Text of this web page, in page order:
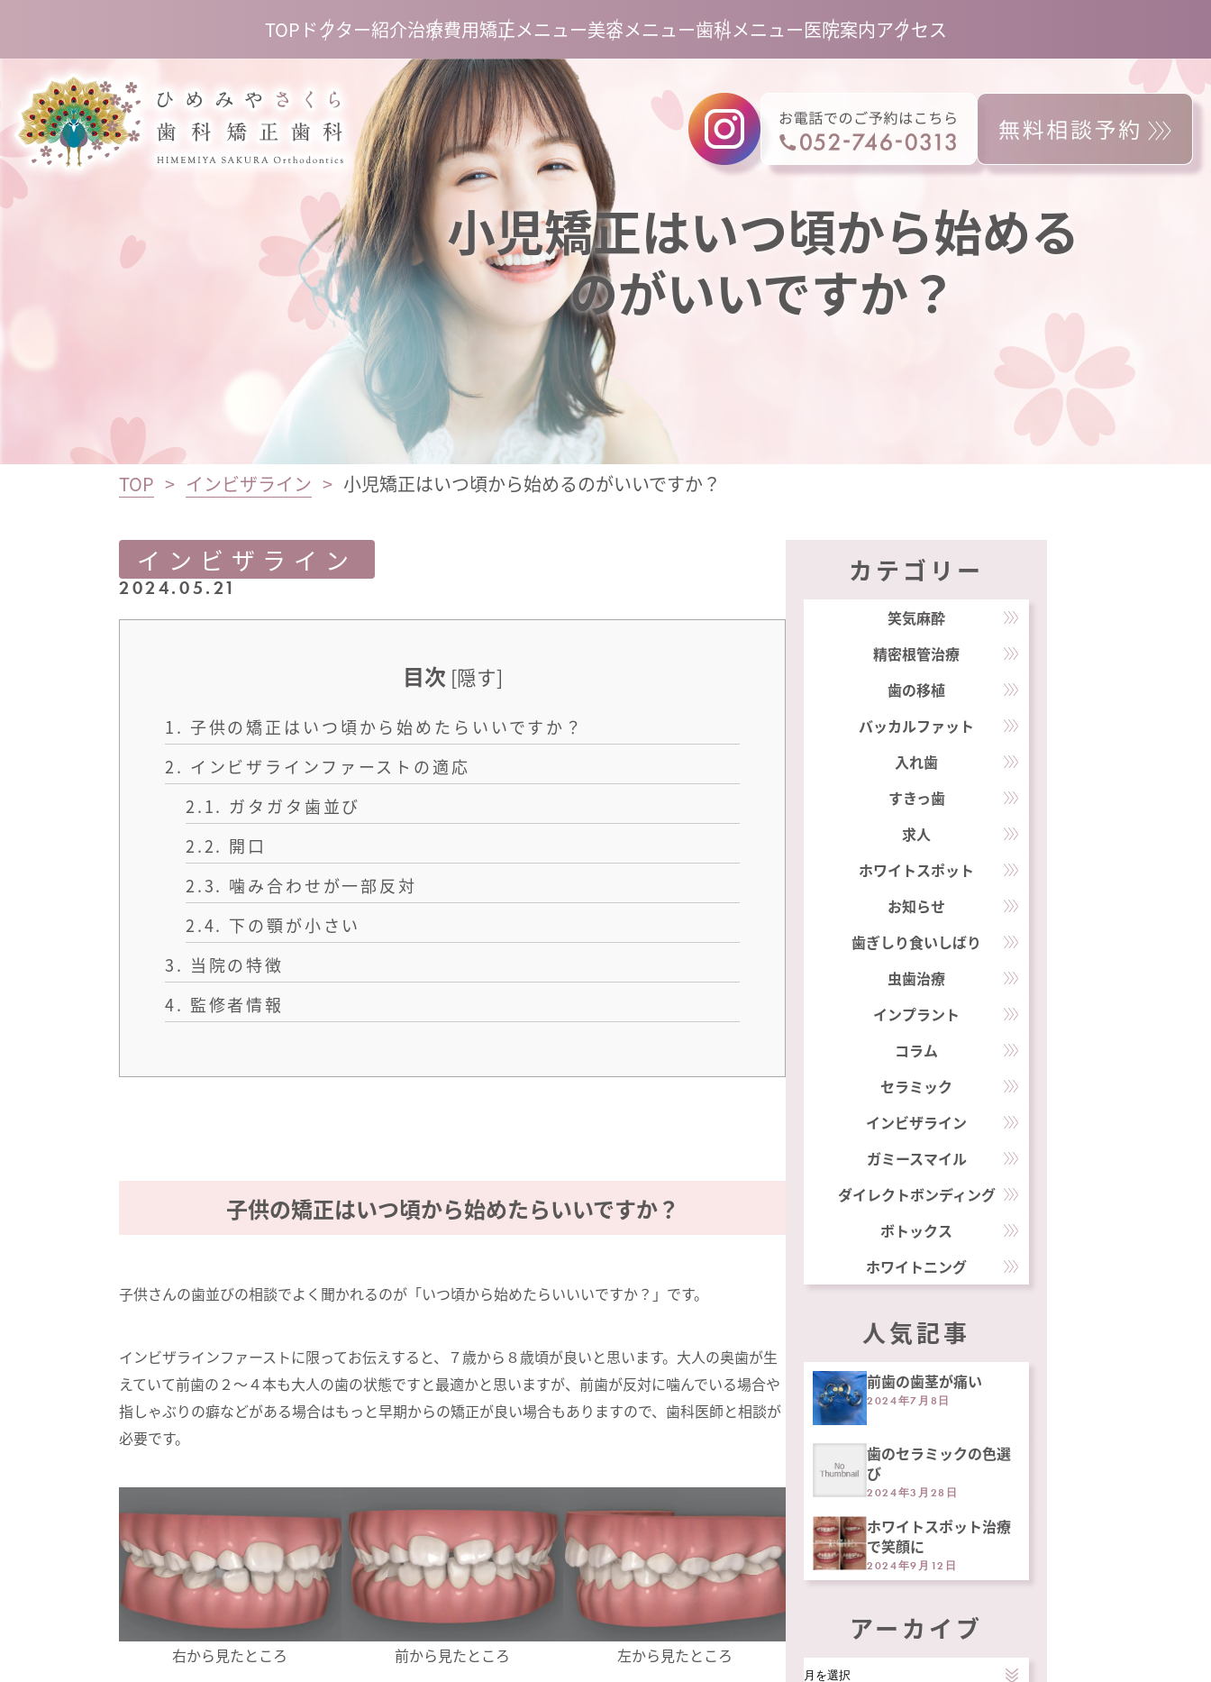
TOP ドクター紹介治療費用矯正メニュー美容メニュー歯科メニュー医院案内アクセス
小児矯正はいつ頃から始める
のがいいですか？
TOP インビザライン 小児矯正はいつ頃から始めるのがいいですか？
インビザライン
2024.05.21
目次 [隠す]
1. 子供の矯正はいつ頃から始めたらいいですか？
2. インビザラインファーストの適応
2.1. ガタガタ歯並び
2.2. 開口
2.3. 噛み合わせが一部反対
2.4. 下の顎が小さい
3. 当院の特徴
4. 監修者情報
子供の矯正はいつ頃から始めたらいいですか？
子供さんの歯並びの相談でよく聞かれるのが「いつ頃から始めたらいいいですか？」です。
インビザラインファーストに限ってお伝えすると、７歳から８歳頃が良いと思います。大人の奥歯が生
えていて前歯の２〜４本も大人の歯の状態ですと最適かと思いますが、前歯が反対に噛んでいる場合や
指しゃぶりの癖などがある場合はもっと早期からの矯正が良い場合もありますので、歯科医師と相談が
必要です。
右から見たところ 前から見たところ 左から見たところ
カテゴリー
笑気麻酔
精密根管治療
歯の移植
バッカルファット
入れ歯
すきっ歯
求人
ホワイトスポット
お知らせ
歯ぎしり食いしばり
虫歯治療
インプラント
コラム
セラミック
インビザライン
ガミースマイル
ダイレクトボンディング
ボトックス
ホワイトニング
人気記事
前歯の歯茎が痛い
2024年7月8日
歯のセラミックの色選
び
2024年3月28日
ホワイトスポット治療
で笑顔に
2024年9月12日
アーカイブ
ア